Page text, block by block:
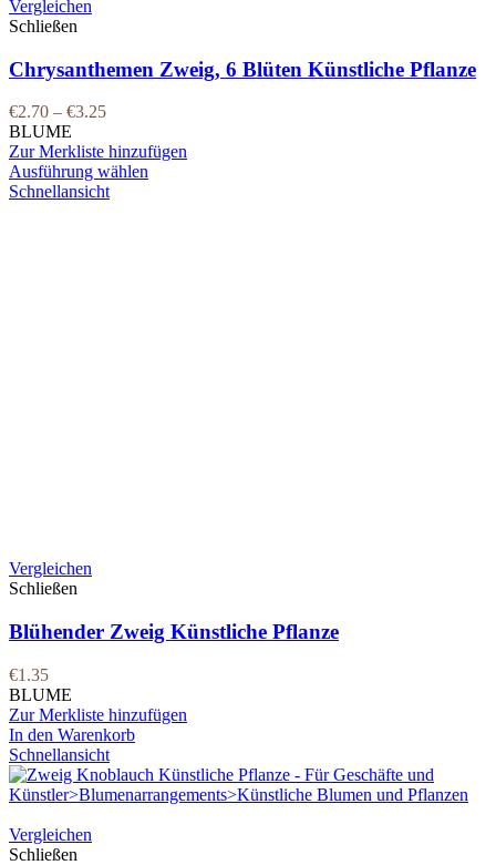
Vergleichen
Schließen
Chrysanthemen Zweig, 6 Blüten Künstliche Pflanze
€2.70 – €3.25
BLUME
Zur Merkliste hinzufügen
Ausführung wählen
Schnellansicht
Vergleichen
Schließen
Blühender Zweig Künstliche Pflanze
€1.35
BLUME
Zur Merkliste hinzufügen
In den Warenkorb
Schnellansicht
Vergleichen
Schließen